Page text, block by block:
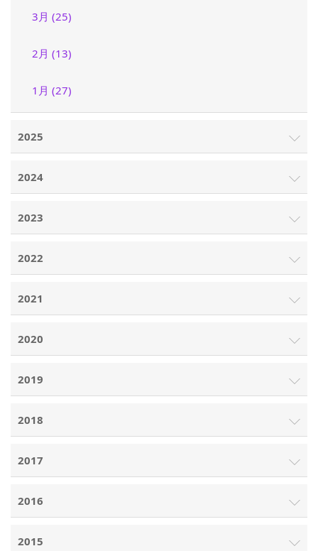
3月 (25)
2月 (13)
1月 (27)
2025
2024
2023
2022
2021
2020
2019
2018
2017
2016
2015